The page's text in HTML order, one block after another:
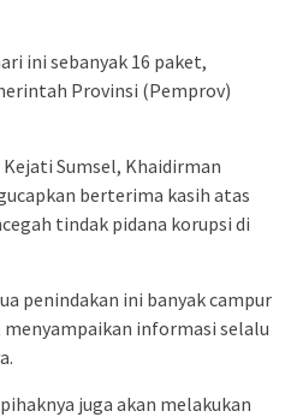
ini sebanyak 16 paket,
Provinsi (Pemprov)
Sumsel, Khaidirman
berterima kasih atas
tindak pidana korupsi di
penindakan ini banyak campur
informasi selalu
juga akan melakukan